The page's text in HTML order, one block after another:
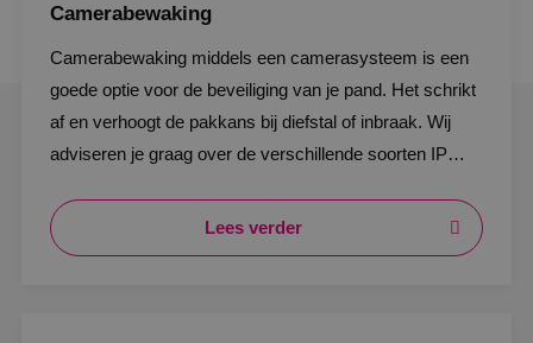
Camerabewaking
Camerabewaking middels een camerasysteem is een
goede optie voor de beveiliging van je pand. Het schrikt
af en verhoogt de pakkans bij diefstal of inbraak. Wij
adviseren je graag over de verschillende soorten IP
keuze kan maken.
Lees verder